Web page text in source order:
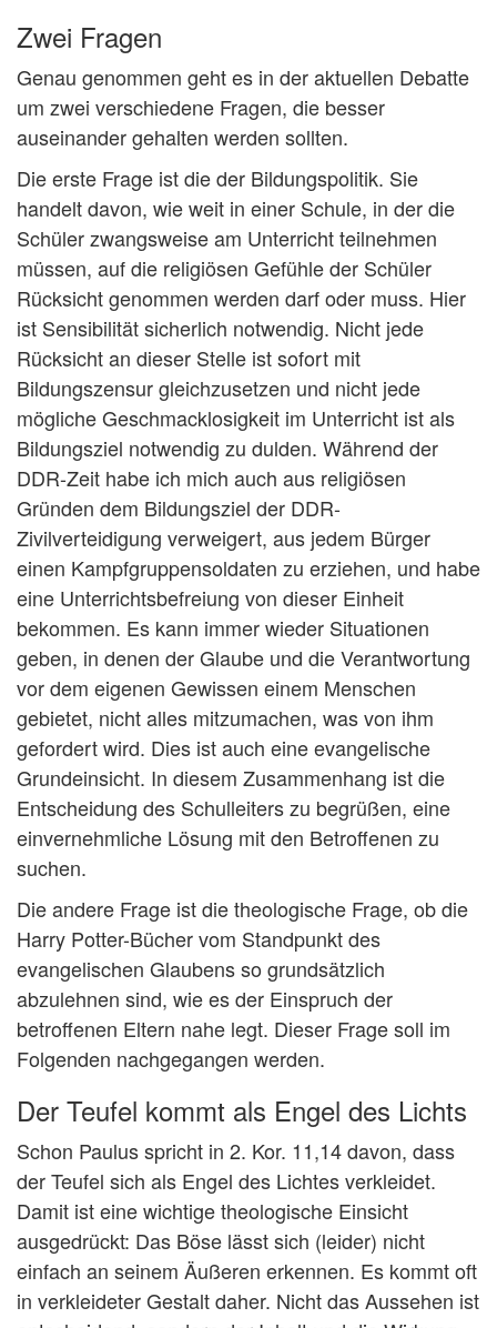
Zwei Fragen
Genau genommen geht es in der aktuellen Debatte
um zwei verschiedene Fragen, die besser
auseinander gehalten werden sollten.
Die erste Frage ist die der Bildungspolitik. Sie
handelt davon, wie weit in einer Schule, in der die
Schüler zwangsweise am Unterricht teilnehmen
müssen, auf die religiösen Gefühle der Schüler
Rücksicht genommen werden darf oder muss. Hier
ist Sensibilität sicherlich notwendig. Nicht jede
Rücksicht an dieser Stelle ist sofort mit
Bildungszensur gleichzusetzen und nicht jede
mögliche Geschmacklosigkeit im Unterricht ist als
Bildungsziel notwendig zu dulden. Während der
DDR-Zeit habe ich mich auch aus religiösen
Gründen dem Bildungsziel der DDR-
Zivilverteidigung verweigert, aus jedem Bürger
einen Kampfgruppensoldaten zu erziehen, und habe
eine Unterrichtsbefreiung von dieser Einheit
bekommen. Es kann immer wieder Situationen
geben, in denen der Glaube und die Verantwortung
vor dem eigenen Gewissen einem Menschen
gebietet, nicht alles mitzumachen, was von ihm
gefordert wird. Dies ist auch eine evangelische
Grundeinsicht. In diesem Zusammenhang ist die
Entscheidung des Schulleiters zu begrüßen, eine
einvernehmliche Lösung mit den Betroffenen zu
suchen.
Die andere Frage ist die theologische Frage, ob die
Harry Potter-Bücher vom Standpunkt des
evangelischen Glaubens so grundsätzlich
abzulehnen sind, wie es der Einspruch der
betroffenen Eltern nahe legt. Dieser Frage soll im
Folgenden nachgegangen werden.
Der Teufel kommt als Engel des Lichts
Schon Paulus spricht in 2. Kor. 11,14 davon, dass
der Teufel sich als Engel des Lichtes verkleidet.
Damit ist eine wichtige theologische Einsicht
ausgedrückt: Das Böse lässt sich (leider) nicht
einfach an seinem Äußeren erkennen. Es kommt oft
in verkleideter Gestalt daher. Nicht das Aussehen ist